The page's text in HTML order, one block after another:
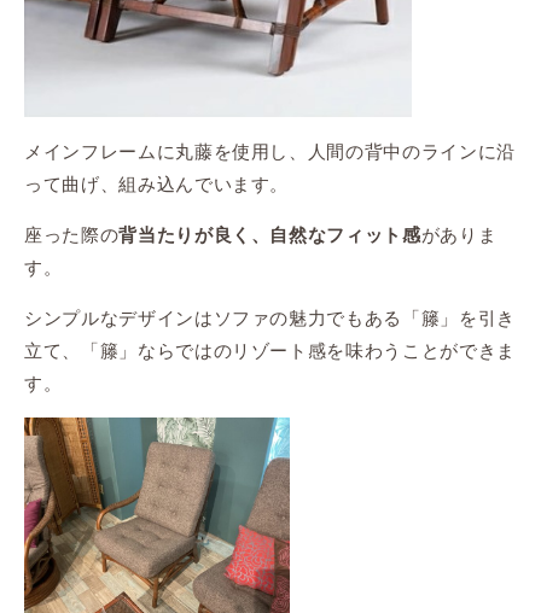
メインフレームに丸藤を使用し、人間の背中のラインに沿
って曲げ、組み込んでいます。
座った際の背当たりが良く、自然なフィット感がありま
す。
シンプルなデザインはソファの魅力でもある「籐」を引き
立て、「籐」ならではのリゾート感を味わうことができま
す。